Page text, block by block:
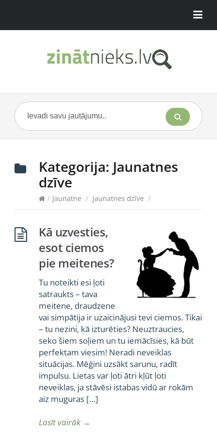
Kategorija: Jaunatnes
dzīve
/ Jaunatne / Jaunatnes dzīve /
Kā uzvesties,
esot ciemos
pie meitenes?
Tu noteikti esi ļoti
satraukts – tava
meitene, draudzene
vai simpātija ir uzaicinājusi tevi ciemos. Tikai
– tu nezini, kā izturēties? Neuztraucies,
seko šiem soļiem un tu iemācīsies, kā būt
perfektam viesim! Neradi neveiklas
situācijas. Mēģini uzsākt sarunu, radīt
impulsu. Lietas var ļoti ātri kļūt ļoti
neveiklas, ja stāvēsi istabas vidū ar rokām
aiz muguras […]
Lasīt vairāk→